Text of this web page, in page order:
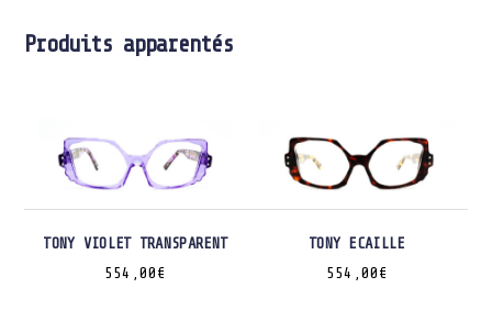
Produits apparentés
TONY VIOLET TRANSPARENT
554,00 €
TONY ECAILLE
554,00 €